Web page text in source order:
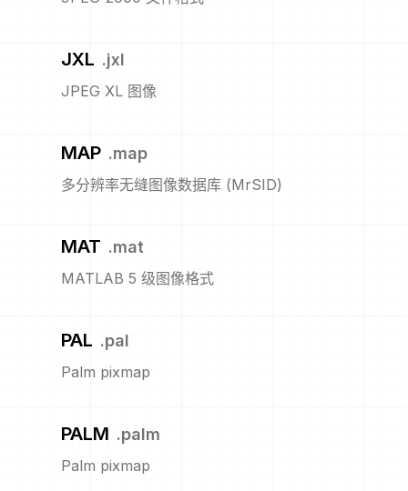
JXL .jxl
JPEG XL 图像
MAP .map
多分辨率无缝图像数据库 (MrSID)
MAT .mat
MATLAB 5 级图像格式
PAL .pal
Palm pixmap
PALM .palm
Palm pixmap